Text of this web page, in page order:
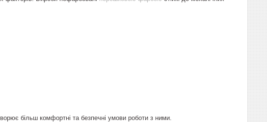
більш комфортні та безпечні умови роботи з ними.